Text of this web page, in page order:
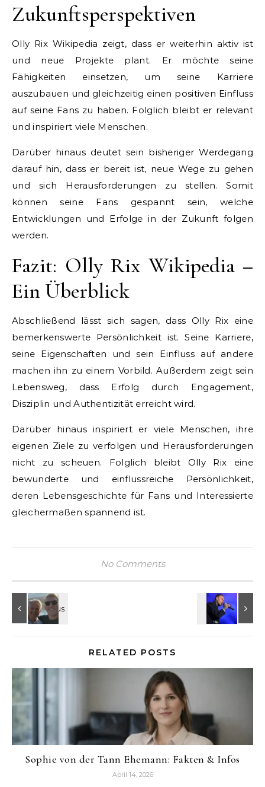
Zukunftsperspektiven
Olly Rix Wikipedia zeigt, dass er weiterhin aktiv ist
und neue Projekte plant. Er möchte seine
Fähigkeiten einsetzen, um seine Karriere
auszubauen und gleichzeitig einen positiven Einfluss
auf seine Fans zu haben. Folglich bleibt er relevant
und inspiriert viele Menschen.
Darüber hinaus deutet sein bisheriger Werdegang
darauf hin, dass er bereit ist, neue Wege zu gehen
und sich Herausforderungen zu stellen. Somit
können seine Fans gespannt sein, welche
Entwicklungen und Erfolge in der Zukunft folgen
werden.
Fazit: Olly Rix Wikipedia –
Ein Überblick
Abschließend lässt sich sagen, dass Olly Rix eine
bemerkenswerte Persönlichkeit ist. Seine Karriere,
seine Eigenschaften und sein Einfluss auf andere
machen ihn zu einem Vorbild. Außerdem zeigt sein
Lebensweg, dass Erfolg durch Engagement,
Disziplin und Authentizität erreicht wird.
Darüber hinaus inspiriert er viele Menschen, ihre
eigenen Ziele zu verfolgen und Herausforderungen
nicht zu scheuen. Folglich bleibt Olly Rix eine
bewunderte und einflussreiche Persönlichkeit,
deren Lebensgeschichte für Fans und Interessierte
gleichermaßen spannend ist.
No Comments
RELATED POSTS
Sophie von der Tann Ehemann: Fakten & Infos
April 14, 2026